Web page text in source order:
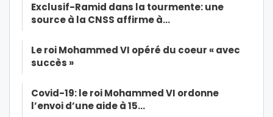
Exclusif-Ramid dans la tourmente: une
source à la CNSS affirme à…
Le roi Mohammed VI opéré du coeur « avec
succès »
Covid-19: le roi Mohammed VI ordonne
l’envoi d’une aide à 15…